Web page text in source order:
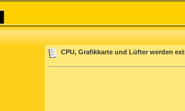
CPU, Grafikkarte und Lüfter werden